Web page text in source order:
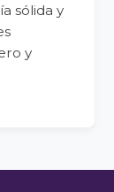
sólida y
y